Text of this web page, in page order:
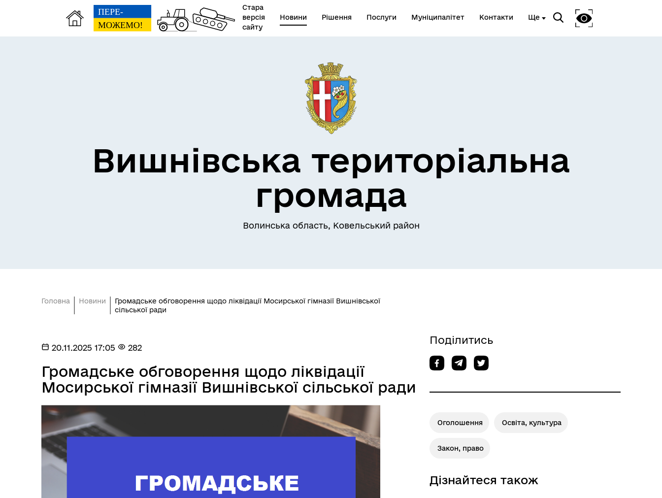
Стара
версія
сайту
Новини Рішення Послуги Муніципалітет Контакти Ще
Відділ з питань юридичного
Проєктна діяльність та
інвестиції
Вишнівська територіальна
громада
Волинська область, Ковельський район
Головна Новини
Громадське обговорення щодо ліквідації Мосирської гімназії Вишнівської
сільської ради
20.11.2025 17:05 282
Громадське обговорення щодо ліквідації
Мосирської гімназії Вишнівської сільської ради
Поділитись
Оголошення Освіта, культура
Закон, право
Дізнайтеся також